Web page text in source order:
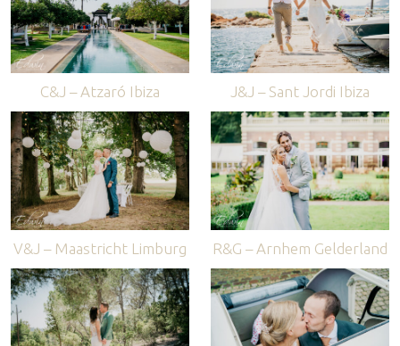
C&J – Atzaró Ibiza J&J – Sant Jordi Ibiza
V&J – Maastricht Limburg R&G – Arnhem Gelderland